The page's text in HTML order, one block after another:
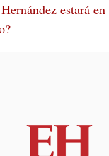
estará